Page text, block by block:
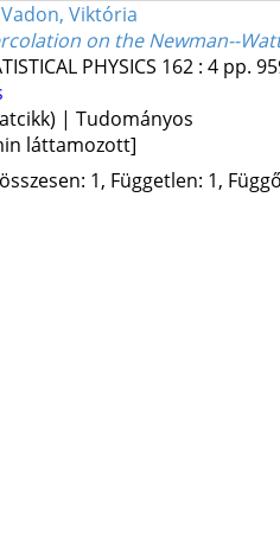
Vadon, Viktória
on the Newman--
PHYSICS 162: 4 pp.
| Tudományos
láttamozott]
1, Független: 1,